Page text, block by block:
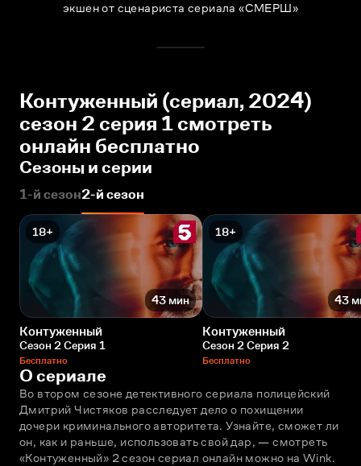
экшен от сценариста сериала «СМЕРШ»
Контуженный (сериал, 2024)
сезон 2 серия 1 смотреть
онлайн бесплатно
Сезоны и серии
1-й сезон2-й сезон
18+
43 мин
Контуженный
Сезон 2 Серия 1
Бесплатно
18+
43
Контуженный
Сезон 2 Серия 2
Бесплатно
О сериале
Во втором сезоне детективного сериала полицейский
Дмитрий Чистяков расследует дело о похищении
дочери криминального авторитета. Узнайте, сможет ли
он, как и раньше, использовать свой дар, — смотреть
«Контуженный» 2 сезон сериал онлайн можно на Wink.